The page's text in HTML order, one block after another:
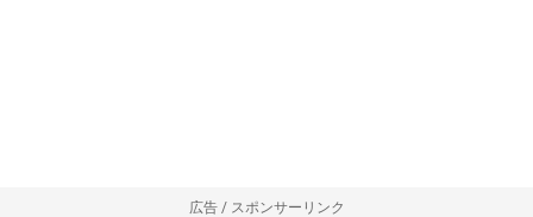
広告 / スポンサーリンク